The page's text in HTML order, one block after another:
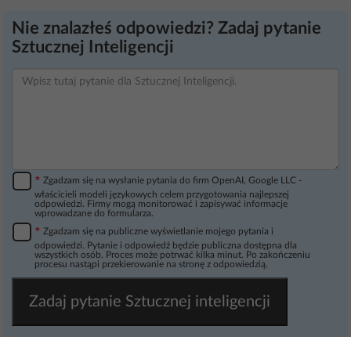
Nie znalazłeś odpowiedzi? Zadaj pytanie
Sztucznej Inteligencji
* Zgadzam się na wysłanie pytania do firm OpenAI, Google LLC -
właścicieli modeli językowych celem przygotowania najlepszej
odpowiedzi. Firmy mogą monitorować i zapisywać informacje
wprowadzane do formularza.
* Zgadzam się na publiczne wyświetlanie mojego pytania i
odpowiedzi. Pytanie i odpowiedź będzie publiczna dostępna dla
wszystkich osób. Proces może potrwać kilka minut. Po zakończeniu
procesu nastąpi przekierowanie na stronę z odpowiedzią.
Zadaj pytanie Sztucznej inteligencji